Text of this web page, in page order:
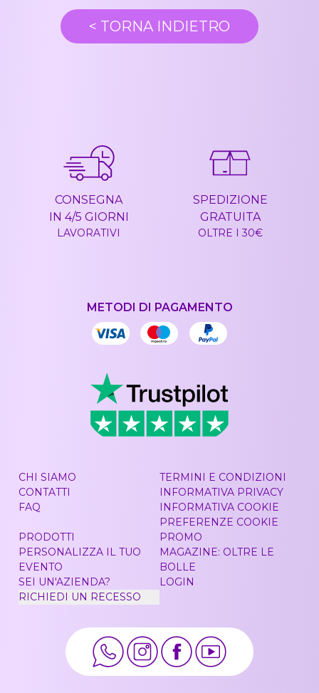
< TORNA INDIETRO
CONSEGNA
IN 4/5 GIORNI
LAVORATIVI
SPEDIZIONE
GRATUITA
OLTRE I 30€
METODI DI PAGAMENTO
CHI SIAMO
CONTATTI
FAQ
TERMINI E CONDIZIONI
INFORMATIVA PRIVACY
INFORMATIVA COOKIE
PREFERENZE COOKIE
PRODOTTI
PERSONALIZZA IL TUO
EVENTO
SEI UN'AZIENDA?
RICHIEDI UN RECESSO
PROMO
MAGAZINE: OLTRE LE
BOLLE
LOGIN